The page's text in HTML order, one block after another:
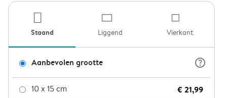
product-
Staand Liggend Vierkant
Aanbevolen grootte question_mark_circle
10 x 15 cm € 21,99